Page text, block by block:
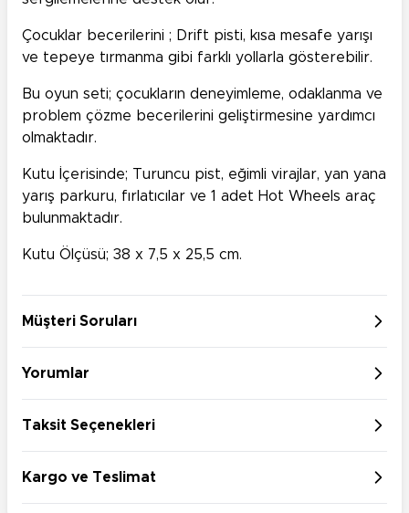
Çocuklar becerilerini ; Drift pisti, kısa mesafe yarışı
ve tepeye tırmanma gibi farklı yollarla gösterebilir.
Bu oyun seti; çocukların deneyimleme, odaklanma ve
problem çözme becerilerini geliştirmesine yardımcı
olmaktadır.
Kutu İçerisinde; Turuncu pist, eğimli virajlar, yan yana
yarış parkuru, fırlatıcılar ve 1 adet Hot Wheels araç
bulunmaktadır.
Kutu Ölçüsü; 38 x 7,5 x 25,5 cm.
Müşteri Soruları
Yorumlar
Taksit Seçenekleri
Kargo ve Teslimat